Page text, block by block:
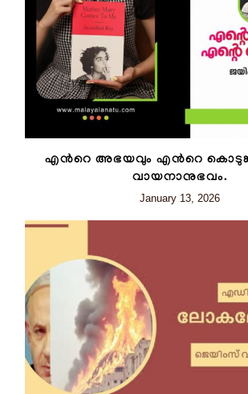
എന്‍റെ അഭയവും എന്‍റെ
വായനാനുഭവം.
January 13, 2026